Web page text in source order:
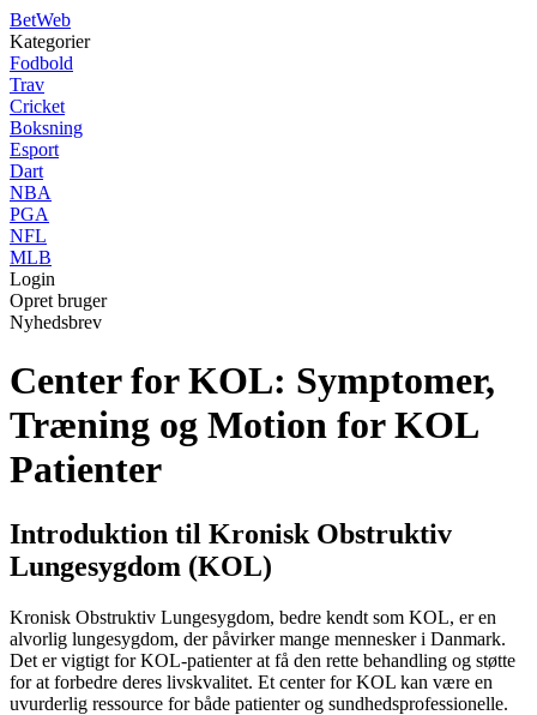
BetWeb
Kategorier
Fodbold
Trav
Cricket
Boksning
Esport
Dart
NBA
PGA
NFL
MLB
Login
Opret bruger
Nyhedsbrev
Center for KOL: Symptomer,
Træning og Motion for KOL
Patienter
Introduktion til Kronisk Obstruktiv
Lungesygdom (KOL)
Kronisk Obstruktiv Lungesygdom, bedre kendt som KOL, er en
alvorlig lungesygdom, der påvirker mange mennesker i Danmark.
Det er vigtigt for KOL-patienter at få den rette behandling og støtte
for at forbedre deres livskvalitet. Et center for KOL kan være en
uvurderlig ressource for både patienter og sundhedsprofessionelle.